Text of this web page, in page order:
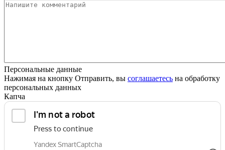
Персональные данные
Нажимая на кнопку Отправить, вы соглашаетесь на обработку
персональных данных
Капча